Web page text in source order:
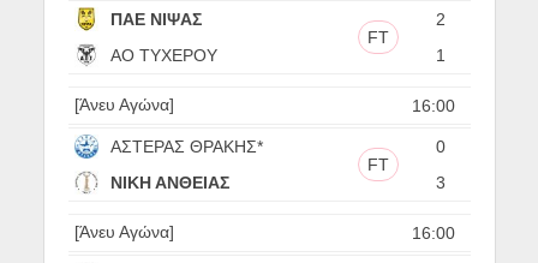
ΠΑΕ ΝΙΨΑΣ
2
FT
ΑΟ ΤΥΧΕΡΟΥ
1
16:00
[Άνευ Αγώνα]
ΑΣΤΕΡΑΣ ΘΡΑΚΗΣ*
0
FT
ΝΙΚΗ ΑΝΘΕΙΑΣ
3
16:00
[Άνευ Αγώνα]